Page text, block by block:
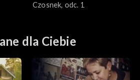
Czosnek, odc. 1
dla Ciebie